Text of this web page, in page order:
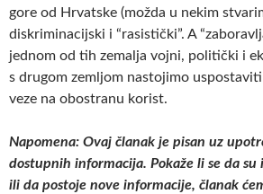
gore od Hrvatske (možda u nekim
diskriminacijski i “rasistički”. A
jednom od tih zemalja vojni, politički i
s drugom zemljom nastojimo
veze na obostranu korist.
Napomena: Ovaj članak je pisan uz
dostupnih informacija. Pokaže li se da
ili da postoje nove informacije, članak